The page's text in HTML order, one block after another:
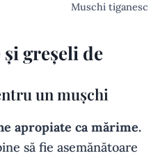
Muschi tiganesc
greșeli de
apropiate ca mărime.
să fie asemănătoare